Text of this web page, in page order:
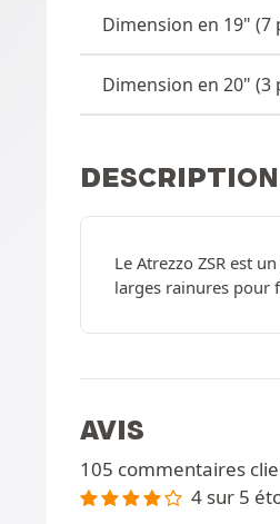
Dimension en 19" (7
Dimension en 20" (3
DESCRIPTION
Le Atrezzo ZSR est
larges rainures pour
AVIS
105 commentaires
4 sur 5